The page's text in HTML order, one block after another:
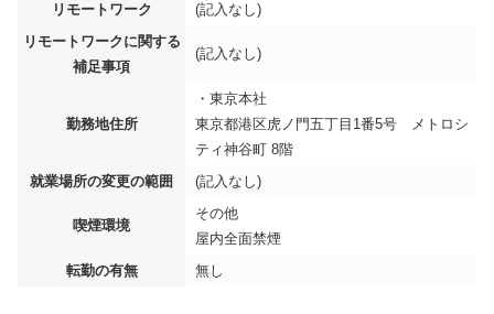
リモートワーク
(記入なし)
リモートワークに関する
補足事項
(記入なし)
勤務地住所
・東京本社
東京都港区虎ノ門五丁目1番5号 メトロシ
ティ神谷町 8階
就業場所の変更の範囲
(記入なし)
喫煙環境
その他
屋内全面禁煙
転勤の有無
無し